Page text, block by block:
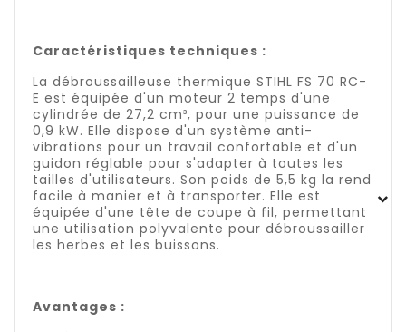
Caractéristiques techniques :
La débroussailleuse thermique STIHL FS 70 RC-
E est équipée d'un moteur 2 temps d'une
cylindrée de 27,2 cm³, pour une puissance de
0,9 kW. Elle dispose d'un système anti-
vibrations pour un travail confortable et d'un
guidon réglable pour s'adapter à toutes les
tailles d'utilisateurs. Son poids de 5,5 kg la rend
facile à manier et à transporter. Elle est
équipée d'une tête de coupe à fil, permettant
une utilisation polyvalente pour débroussailler
les herbes et les buissons.
Avantages :